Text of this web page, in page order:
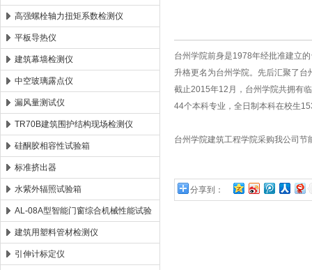
北京时代新天测控技术有限公司
高强螺栓轴力扭矩系数检测仪
平板导热仪
建筑幕墙检测仪
中空玻璃露点仪
漏风量测试仪
TR70B建筑围护结构现场检测仪
硅酮胶相容性试验箱
标准挤出器
水紫外辐照试验箱
AL-08A型智能门窗综合机械性能试验
机
建筑用塑料管材检测仪
引伸计标定仪
台州学院前身是1978年经批准建立
升格更名为台州学院。先后汇聚了
截止2015年12月，台州学院共拥有
44个本科专业，全日制本科在校生
台州学院建筑工程学院采购我公司
分享到：